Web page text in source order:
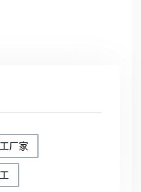
厂家